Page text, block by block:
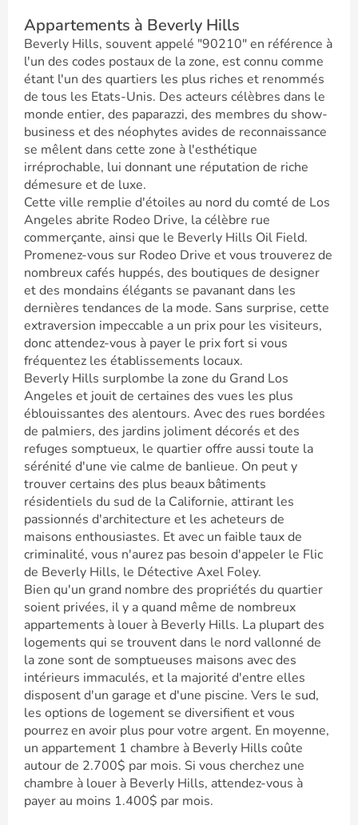
Appartements à Beverly Hills
Beverly Hills, souvent appelé "90210" en référence à
l'un des codes postaux de la zone, est connu comme
étant l'un des quartiers les plus riches et renommés
de tous les Etats-Unis. Des acteurs célèbres dans le
monde entier, des paparazzi, des membres du show-
business et des néophytes avides de reconnaissance
se mêlent dans cette zone à l'esthétique
irréprochable, lui donnant une réputation de riche
démesure et de luxe.
Cette ville remplie d'étoiles au nord du comté de Los
Angeles abrite Rodeo Drive, la célèbre rue
commerçante, ainsi que le Beverly Hills Oil Field.
Promenez-vous sur Rodeo Drive et vous trouverez de
nombreux cafés huppés, des boutiques de designer
et des mondains élégants se pavanant dans les
dernières tendances de la mode. Sans surprise, cette
extraversion impeccable a un prix pour les visiteurs,
donc attendez-vous à payer le prix fort si vous
fréquentez les établissements locaux.
Beverly Hills surplombe la zone du Grand Los
Angeles et jouit de certaines des vues les plus
éblouissantes des alentours. Avec des rues bordées
de palmiers, des jardins joliment décorés et des
refuges somptueux, le quartier offre aussi toute la
sérénité d'une vie calme de banlieue. On peut y
trouver certains des plus beaux bâtiments
résidentiels du sud de la Californie, attirant les
passionnés d'architecture et les acheteurs de
maisons enthousiastes. Et avec un faible taux de
criminalité, vous n'aurez pas besoin d'appeler le Flic
de Beverly Hills, le Détective Axel Foley.
Bien qu'un grand nombre des propriétés du quartier
soient privées, il y a quand même de nombreux
appartements à louer à Beverly Hills. La plupart des
logements qui se trouvent dans le nord vallonné de
la zone sont de somptueuses maisons avec des
intérieurs immaculés, et la majorité d'entre elles
disposent d'un garage et d'une piscine. Vers le sud,
les options de logement se diversifient et vous
pourrez en avoir plus pour votre argent. En moyenne,
un appartement 1 chambre à Beverly Hills coûte
autour de 2.700$ par mois. Si vous cherchez une
chambre à louer à Beverly Hills, attendez-vous à
payer au moins 1.400$ par mois.